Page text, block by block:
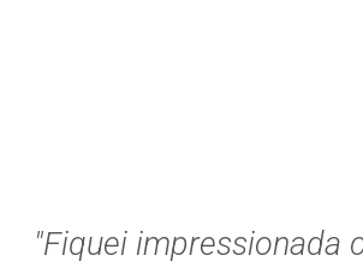
"Fiquei impressionada